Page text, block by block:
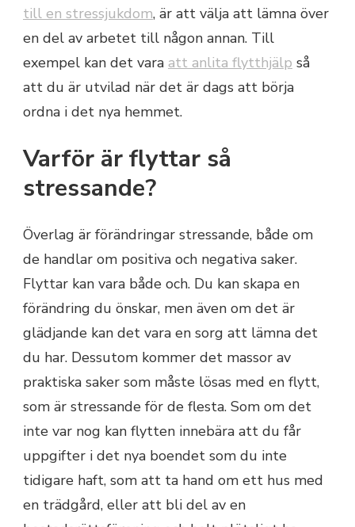
till en stressjukdom, är att välja att lämna över
en del av arbetet till någon annan. Till
exempel kan det vara att anlita flytthjälp så
att du är utvilad när det är dags att börja
ordna i det nya hemmet.
Varför är flyttar så
stressande?
Överlag är förändringar stressande, både om
de handlar om positiva och negativa saker.
Flyttar kan vara både och. Du kan skapa en
förändring du önskar, men även om det är
glädjande kan det vara en sorg att lämna det
du har. Dessutom kommer det massor av
praktiska saker som måste lösas med en flytt,
som är stressande för de flesta. Som om det
inte var nog kan flytten innebära att du får
uppgifter i det nya boendet som du inte
tidigare haft, som att ta hand om ett hus med
en trädgård, eller att bli del av en